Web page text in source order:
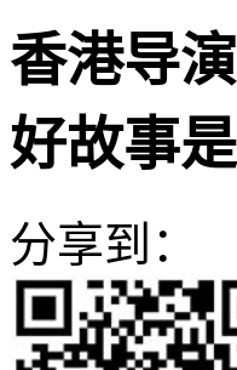
香港导
好故事
分享到：